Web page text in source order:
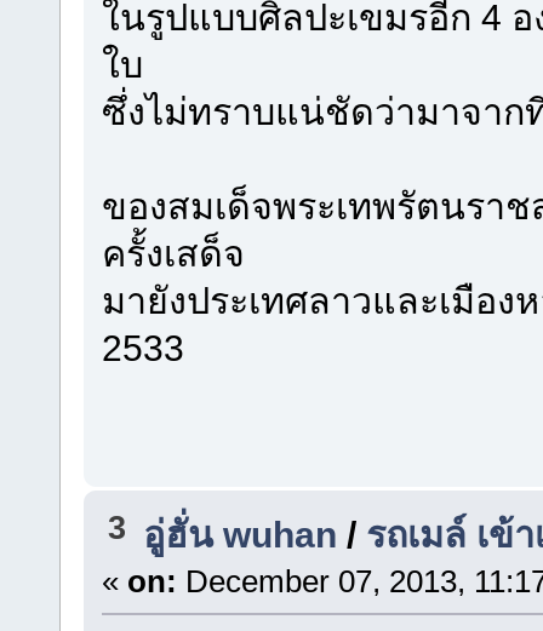
ในรูปแบบศิลปะเขมรอีก 4
ใบ
ซึ่งไม่ทราบแน่ชัดว่ามาจาก
ของสมเด็จพระเทพรัตนรา
ครั้งเสด็จ
มายังประเทศลาวและเมือง
2533
3 อู่ฮั่น wuhan / รถเมล์ เข้
« on: December 07, 2013,